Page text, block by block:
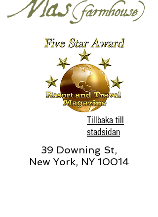
Tillbaka till
stadsidan
39 Downing St,
New York, NY 10014